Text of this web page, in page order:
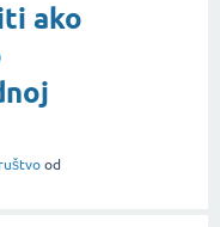
ako
od